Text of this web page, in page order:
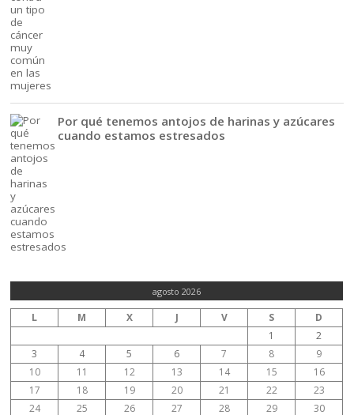
Por qué tenemos antojos de harinas y azúcares
cuando estamos estresados
agosto 2026
L M X J V S
D
1
2
3
4 5 6 7 8
9
10
11 12 13 14 15
16
17
18 19 20 21 22
23
24
25 26 27 28 29 30